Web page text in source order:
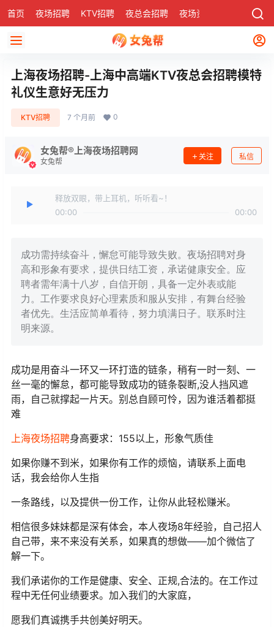
首页 夜场招聘 KTV招聘 夜总会招聘 夜场资讯 社区
上海夜场招聘-上海中高端KTV夜总会招聘模特
礼仪生意好无压力
KTV招聘 7 个月前 0
女兔帮®上海夜场招聘网
女兔帮
关注 私信
释放双眼，带上耳机，听听看~！
00:00
00:00
成功需持续奋斗，懈怠可能导致失败。夜场招聘对身
高和形象有要求，提供日结工资，承诺健康安全。应
聘者需年满十八岁，自信开朗，具备一定外表或能
力。工作要求良好心理素质和服从安排，有舞台经验
者优先。生活应简单看待，努力填满日子。联系时注
明来源。
成功是用奋斗一环又一环打造的链条，稍有一时一刻、一
丝一毫的懈怠，都可能导致成功的链条裂断,没人挡风遮
雨，自己就撑起一片天。别总自顾可怜，因为谁活着都挺
难
上海夜场招聘身高要求：155以上，形象气质佳
如果你赚不到米，如果你有工作的烦恼，请联系上面电
话，我会给你人生指
一条路线，以及提供一份工作，让你从此轻松赚米。
相信很多妹妹都是深有体会，本人夜场8年经验，自己招人
自己带，来不来没有关系，如果真的想做——加个微信了
解一下。
我们承诺你的工作是健康、安全、正规,合法的。在工作过
程中无任何业绩要求。加入我们的大家庭，
愿我们真诚携手共创美好明天。